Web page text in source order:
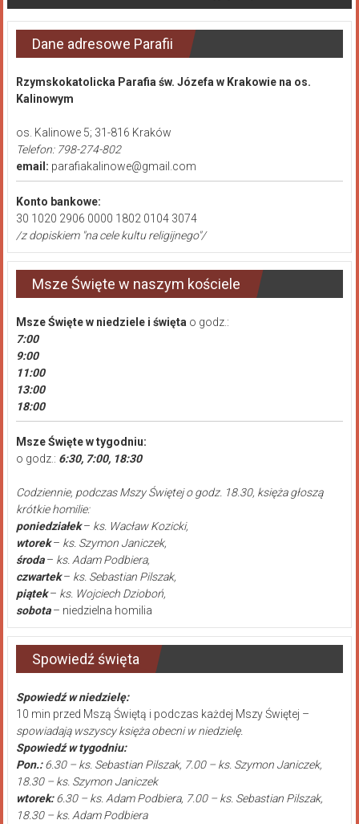
Dane adresowe Parafii
Rzymskokatolicka Parafia św. Józefa w Krakowie na os.
Kalinowym
os. Kalinowe 5; 31-816 Kraków
Telefon: 798-274-802
email: parafiakalinowe@gmail.com
Konto bankowe:
30 1020 2906 0000 1802 0104 3074
/z dopiskiem "na cele kultu religijnego"/
Msze Święte w naszym kościele
Msze Świętew niedziele i święta o godz.:
7:00
9:00
11:00
13:00
18:00
Msze Święte w tygodniu:
o godz.: 6:30, 7:00, 18:30
Codziennie, podczas Mszy Świętej o godz. 18.30, księża głoszą
krótkie homilie:
poniedziałek– ks. Wacław Kozicki,
wtorek– ks. Szymon Janiczek,
środa– ks. Adam Podbiera,
czwartek– ks. Sebastian Pilszak,
piątek– ks. Wojciech Dzioboń,
sobota– niedzielna homilia
Spowiedź święta
Spowiedź w niedzielę:
10 min przed Mszą Świętą i podczas każdej Mszy Świętej –
spowiadają wszyscy księża obecni w niedzielę.
Spowiedź w tygodniu:
Pon.:6.30 – ks. Sebastian Pilszak, 7.00 – ks. Szymon Janiczek,
18.30 – ks. Szymon Janiczek
wtorek:6.30 – ks. Adam Podbiera, 7.00 – ks. Sebastian Pilszak,
18.30 – ks. Adam Podbiera